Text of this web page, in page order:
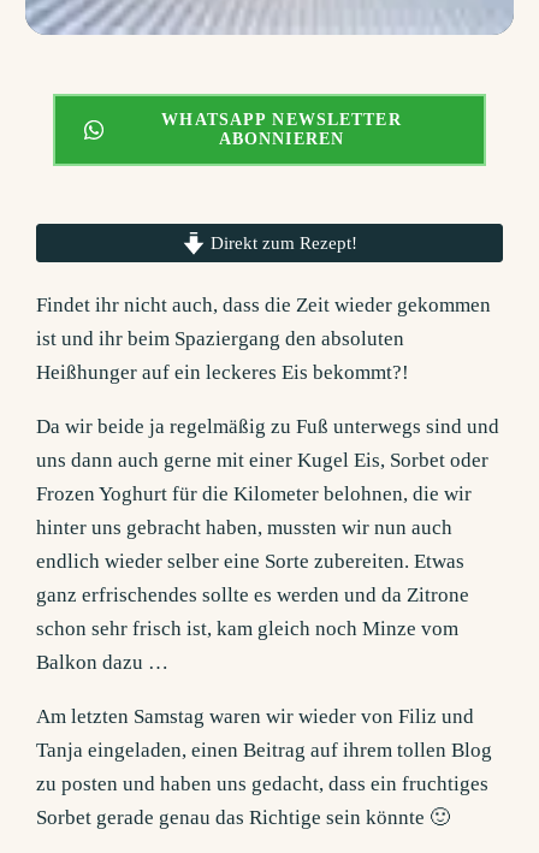
WHATSAPP NEWSLETTER
ABONNIEREN
Direkt zum Rezept!
Findet ihr nicht auch, dass die Zeit wieder gekommen
ist und ihr beim Spaziergang den absoluten
Heißhunger auf ein leckeres Eis bekommt?!
Da wir beide ja regelmäßig zu Fuß unterwegs sind und
uns dann auch gerne mit einer Kugel Eis, Sorbet oder
Frozen Yoghurt für die Kilometer belohnen, die wir
hinter uns gebracht haben, mussten wir nun auch
endlich wieder selber eine Sorte zubereiten. Etwas
ganz erfrischendes sollte es werden und da Zitrone
schon sehr frisch ist, kam gleich noch Minze vom
Balkon dazu …
Am letzten Samstag waren wir wieder von Filiz und
Tanja eingeladen, einen Beitrag auf ihrem tollen Blog
zu posten und haben uns gedacht, dass ein fruchtiges
Sorbet gerade genau das Richtige sein könnte 🙂